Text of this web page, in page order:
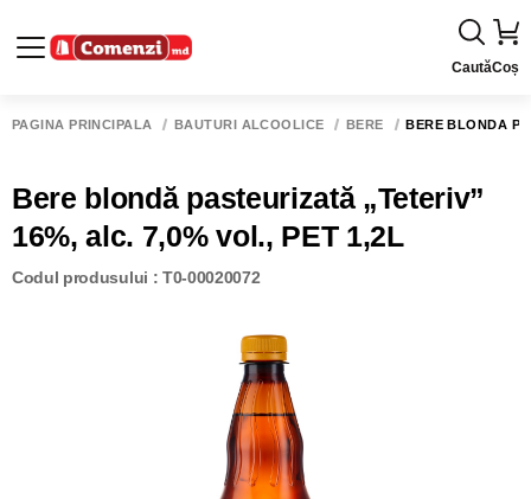
CautăCoș
PAGINA PRINCIPALĂ BĂUTURI ALCOOLICE BERE BERE BLONDĂ
Bere blondă pasteurizată „Teteriv”
16%, alc. 7,0% vol., PET 1,2L
Codul produsului : T0-00020072